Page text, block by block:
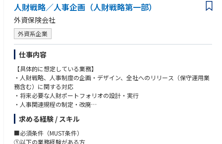
・給与・賞与計算業務を担い、委託先と連携および管理を行う
・就業管理業務および人事システムの運用・管理を行う
・進級・昇格・評価業務の運用を担う
・出向者管埋を含む各人事オペレーション業務を遂行する
【労務対応】
・労務対応において、弁護士・社労士との連第を行う
・健康経営にする施策の推進を行う
【グループ会社対応・支援】
・グループ各社の人事制度の管理および運用支援を行う
・各社からの労務相談対応および人事関連のアドバイスを行う
・グループ横断での人事施策オペレーションに関して関係者と連携する
■チャレンジ・魅力
・プライム上場企業だからこそ経験できる業務に挑戦/専門スキルUP可能
人財戦略／人事企画（人財戦略第一部）
外資保険会社
外資系企業
仕事内容
【具体的に想定している業務】
・人財戦略、人事制度の企画・デザイン、全社へのリリース（保守運用業
務含む）に関する対応
・将来必要な人財ポートフォリオの設計・実行
・人事関連規程の制定・改廃
・働き方改革、WorkSMARTに関する施策の企画・推進
・人財マネジメント政策委員会事務局
・各部門における人財戦略や制度設計に関する支援・コンサルティング
等
求める経験 / スキル
■必須条件（MUST条件）
①以下の業務経験がある方